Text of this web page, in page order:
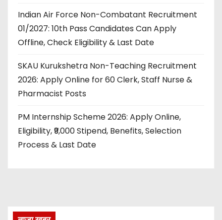
Indian Air Force Non-Combatant Recruitment
01/2027: 10th Pass Candidates Can Apply
Offline, Check Eligibility & Last Date
SKAU Kurukshetra Non-Teaching Recruitment
2026: Apply Online for 60 Clerk, Staff Nurse &
Pharmacist Posts
PM Internship Scheme 2026: Apply Online,
Eligibility, ₹9,000 Stipend, Benefits, Selection
Process & Last Date